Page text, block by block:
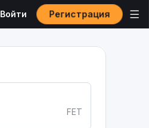
Войти Регистрация
FET